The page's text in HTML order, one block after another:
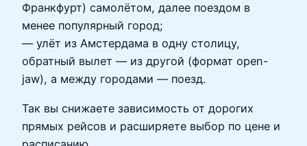
Франкфурт) самолётом, далее поездом в
менее популярный город;
— улёт из Амстердама в одну столицу,
обратный вылет — из другой (формат open-
jaw), а между городами — поезд.
Так вы снижаете зависимость от дорогих
прямых рейсов и расширяете выбор по цене и